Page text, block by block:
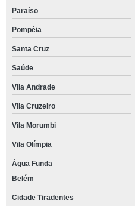
Paraíso
Pompéia
Santa Cruz
Saúde
Vila Andrade
Vila Cruzeiro
Vila Morumbi
Vila Olímpia
Água Funda
Belém
Cidade Tiradentes